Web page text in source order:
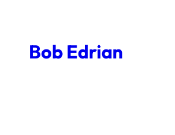
contentBob Edrian